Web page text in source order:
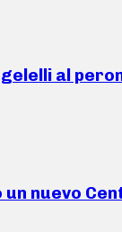
al
nuevo